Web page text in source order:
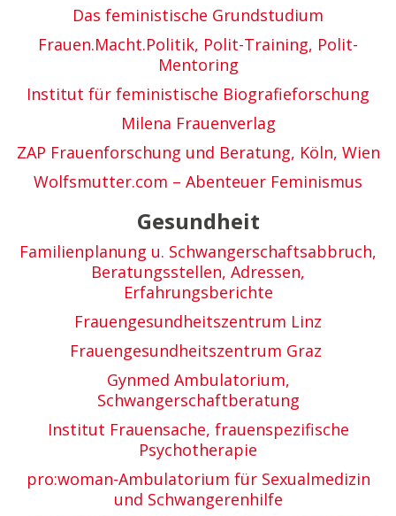
Das feministische Grundstudium
Frauen.Macht.Politik, Polit-Training, Polit-
Mentoring
Institut für feministische Biografieforschung
Milena Frauenverlag
ZAP Frauenforschung und Beratung, Köln, Wien
Wolfsmutter.com – Abenteuer Feminismus
Gesundheit
Familienplanung u. Schwangerschaftsabbruch,
Beratungsstellen, Adressen,
Erfahrungsberichte
Frauengesundheitszentrum Linz
Frauengesundheitszentrum Graz
Gynmed Ambulatorium,
Schwangerschaftberatung
Institut Frauensache, frauenspezifische
Psychotherapie
pro:woman-Ambulatorium für Sexualmedizin
und Schwangerenhilfe